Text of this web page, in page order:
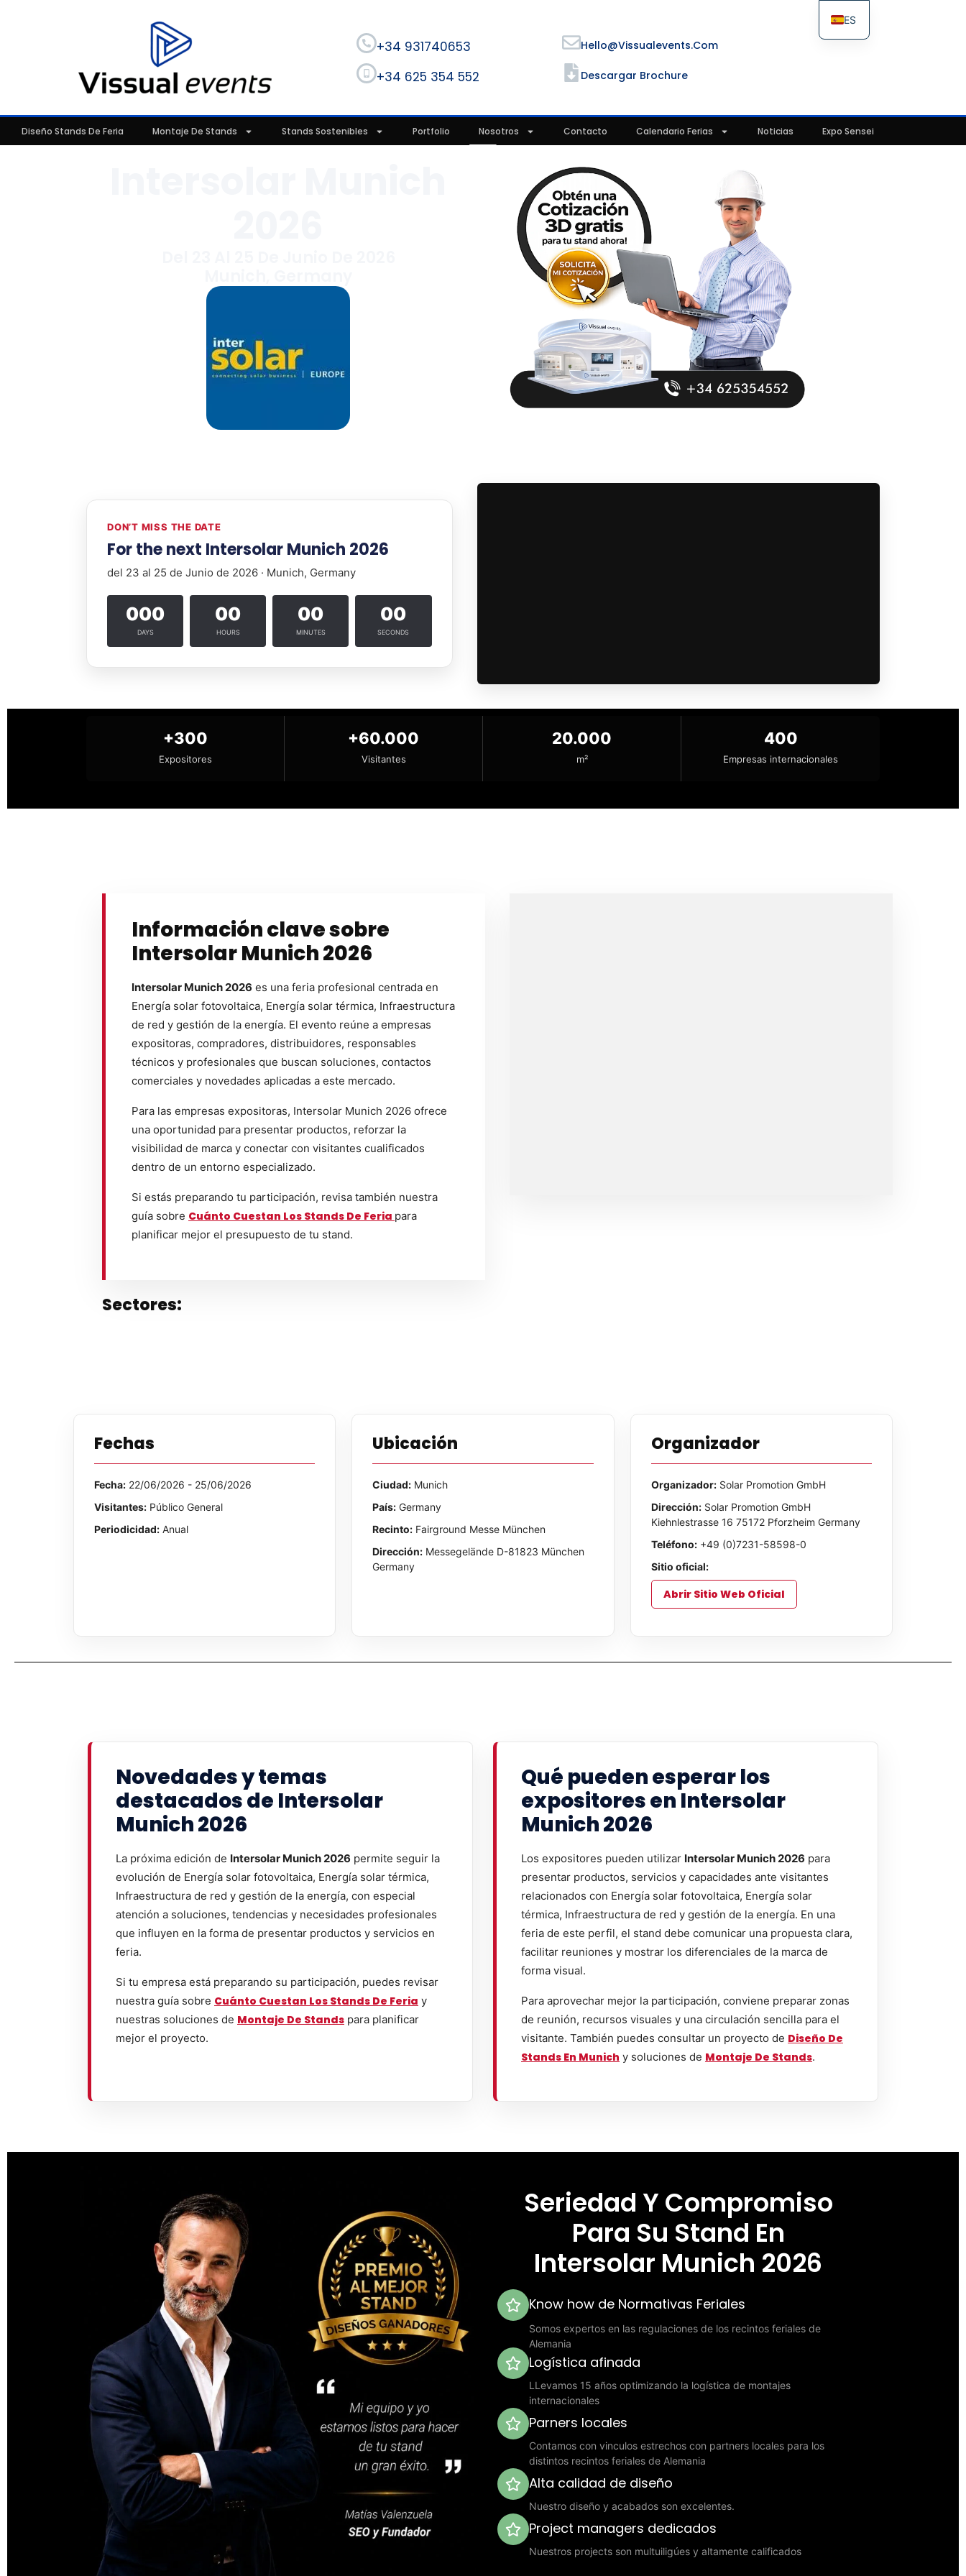
+34 931740653 Hello@vissualevents.com
+34 625 354 552 Descargar Brochure
Diseño Stands De Feria Montaje De Stands Stands Sostenibles Portfolio Nosotros Contacto Calendario Ferias Noticias Expo Sensei
DON’T MISS THE DATE
For the next Intersolar Munich 2026
del 23 al 25 de Junio de 2026 · Munich, Germany
000
DAYS
00
HOURS
00
MINUTES
00
SECONDS
+300
Expositores
+60.000
Visitantes
20.000
m²
400
Empresas internacionales
Información clave sobre
Intersolar Munich 2026
Intersolar Munich 2026 es una feria profesional centrada en
Energía solar fotovoltaica, Energía solar térmica, Infraestructura
de red y gestión de la energía. El evento reúne a empresas
expositoras, compradores, distribuidores, responsables
técnicos y profesionales que buscan soluciones, contactos
comerciales y novedades aplicadas a este mercado.
Para las empresas expositoras, Intersolar Munich 2026 ofrece
una oportunidad para presentar productos, reforzar la
visibilidad de marca y conectar con visitantes cualificados
dentro de un entorno especializado.
Si estás preparando tu participación, revisa también nuestra
guía sobre Cuánto Cuestan Los Stands De Feria para
planificar mejor el presupuesto de tu stand.
Sectores:
Fechas
Fecha: 22/06/2026 - 25/06/2026
Visitantes: Público General
Periodicidad: Anual
Ubicación
Ciudad: Munich
País: Germany
Recinto: Fairground Messe München
Dirección: Messegelände D-81823 München
Germany
Organizador
Organizador:Solar Promotion GmbH
Dirección:Solar Promotion GmbH
Kiehnlestrasse 16 75172 Pforzheim Germany
Teléfono:+49 (0)7231-58598-0
Sitio oficial:
Abrir Sitio Web Oficial
Novedades y temas
destacados de Intersolar
Munich 2026
La próxima edición de Intersolar Munich 2026 permite seguir la
evolución de Energía solar fotovoltaica, Energía solar térmica,
Infraestructura de red y gestión de la energía, con especial
atención a soluciones, tendencias y necesidades profesionales
que influyen en la forma de presentar productos y servicios en
feria.
Si tu empresa está preparando su participación, puedes revisar
nuestra guía sobre Cuánto Cuestan Los Stands De Feria y
nuestras soluciones de Montaje De Stands para planificar
mejor el proyecto.
Qué pueden esperar los
expositores en Intersolar
Munich 2026
Los expositores pueden utilizar Intersolar Munich 2026 para
presentar productos, servicios y capacidades ante visitantes
relacionados con Energía solar fotovoltaica, Energía solar
térmica, Infraestructura de red y gestión de la energía. En una
feria de este perfil, el stand debe comunicar una propuesta clara,
facilitar reuniones y mostrar los diferenciales de la marca de
forma visual.
Para aprovechar mejor la participación, conviene preparar zonas
de reunión, recursos visuales y una circulación sencilla para el
visitante. También puedes consultar un proyecto de Diseño De
Stands En Munich y soluciones de Montaje De Stands.
Seriedad Y Compromiso
Para Su Stand En
Intersolar Munich 2026
Know how de Normativas Feriales
Somos expertos en las regulaciones de los recintos feriales de
Alemania
Logística afinada
LLevamos 15 años optimizando la logística de montajes
internacionales
Parners locales
Contamos con vinculos estrechos con partners locales para los
distintos recintos feriales de Alemania
Alta calidad de diseño
Nuestro diseño y acabados son excelentes.
Project managers dedicados
Nuestros projects son multuiligúes y altamente calificados
ES
FR